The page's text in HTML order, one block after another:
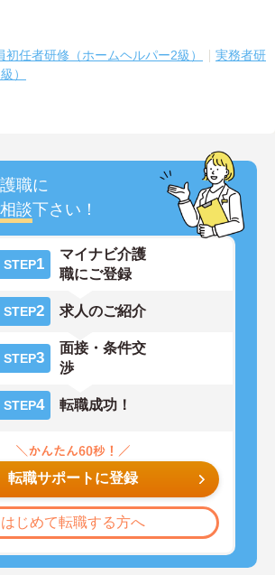
初任者研修（ホームヘルパー2級）
実務者研
）
職に
談下さい！
STEP1
マイナビ介護
職にご登録
STEP2 求人のご紹介
STEP3
面接・条件交
渉
STEP4 転職成功！
転職サポートに登録
はじめて転職する方へ